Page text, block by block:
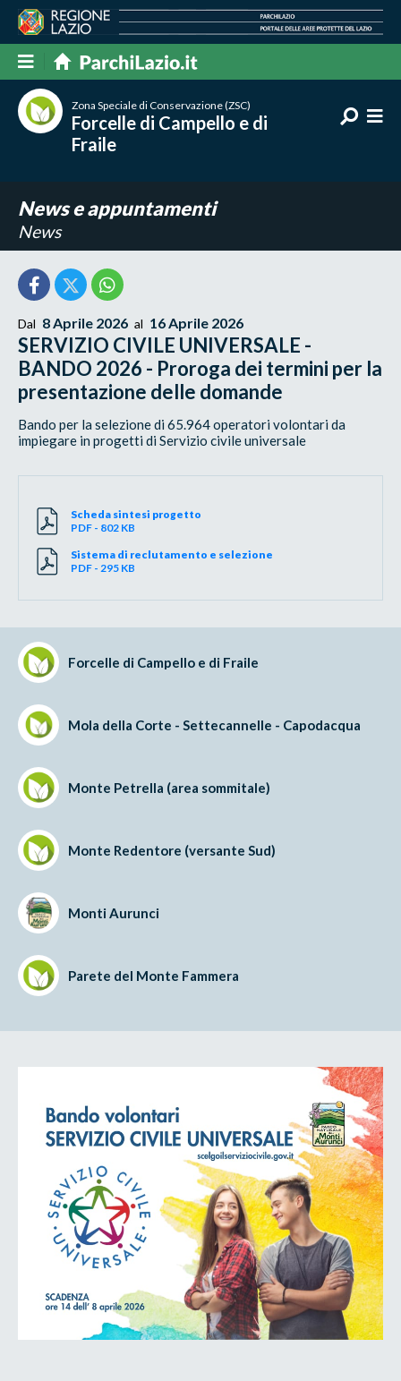
Zona Speciale di Conservazione (ZSC)
Forcelle di Campello e di
Fraile
News e appuntamenti
News
Dal 8 Aprile 2026 al 16 Aprile 2026
SERVIZIO CIVILE UNIVERSALE -
BANDO 2026 - Proroga dei termini per la
presentazione delle domande
Bando per la selezione di 65.964 operatori volontari da
impiegare in progetti di Servizio civile universale
Scheda sintesi progetto
PDF - 802 KB
Sistema di reclutamento e selezione
PDF - 295 KB
Forcelle di Campello e di Fraile
Mola della Corte - Settecannelle - Capodacqua
Monte Petrella (area sommitale)
Monte Redentore (versante Sud)
Monti Aurunci
Parete del Monte Fammera